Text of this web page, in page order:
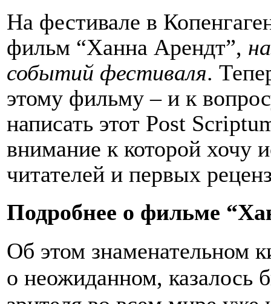
На фестивале в
фильм “Ханна Арендт”,
событий фестиваля.
этому фильму – и к
написать этот Post
внимание к которой хочу
читателей и первых
Подробнее о фильме
Об этом знаменательном
о неожиданном, казалось